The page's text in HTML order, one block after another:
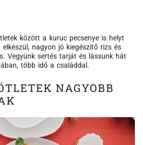
között a kuruc pecsenye is helyt
nagyon jó kiegészítő rizs és
Vegyünk sertés tarját és lássunk hát
több idő a családdal.
NAGYOBB